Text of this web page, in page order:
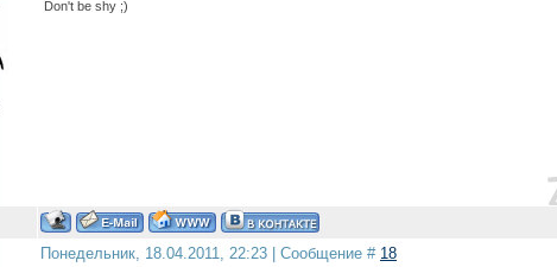
Don't be shy ;)
Понедельник, 18.04.2011, 22:23 | Сообщение # 18